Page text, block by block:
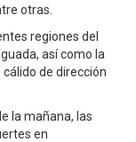
otras.
regiones del
así como la
de dirección
la mañana, las
en